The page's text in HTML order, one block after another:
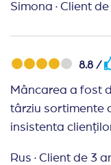
Simona · Client de
8.8 /
Mâncarea a fost
târziu sortimente
insistenta
Rus · Client de 3